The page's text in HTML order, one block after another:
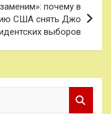
почему в
США снять Джо
выборов